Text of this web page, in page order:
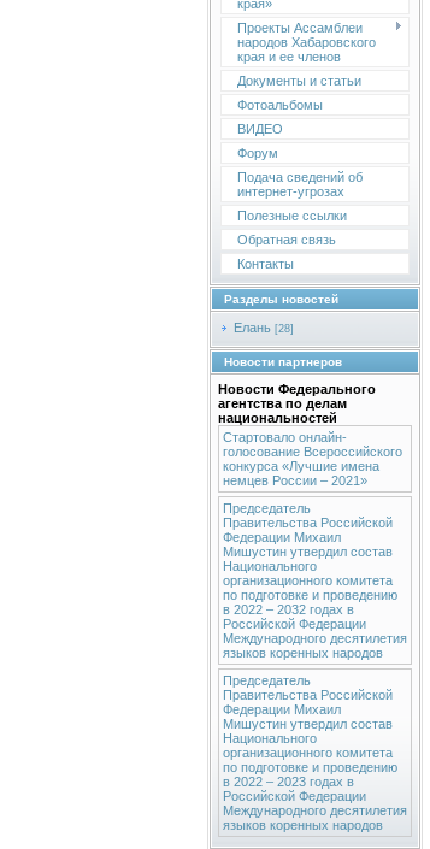
края»
Проекты Ассамблеи
народов Хабаровского
края и ее членов
Документы и статьи
Фотоальбомы
ВИДЕО
Форум
Подача сведений об
интернет-угрозах
Полезные ссылки
Обратная связь
Контакты
Разделы новостей
Елань [28]
Новости партнеров
Новости Федерального
агентства по делам
национальностей
Стартовало онлайн-
голосование Всероссийского
конкурса «Лучшие имена
немцев России – 2021»
Председатель
Правительства Российской
Федерации Михаил
Мишустин утвердил состав
Национального
организационного комитета
по подготовке и проведению
в 2022 – 2032 годах в
Российской Федерации
Международного десятилетия
языков коренных народов
Председатель
Правительства Российской
Федерации Михаил
Мишустин утвердил состав
Национального
организационного комитета
по подготовке и проведению
в 2022 – 2023 годах в
Российской Федерации
Международного десятилетия
языков коренных народов